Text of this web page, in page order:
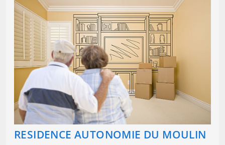
RESIDENCE AUTONOMIE DU MOULIN